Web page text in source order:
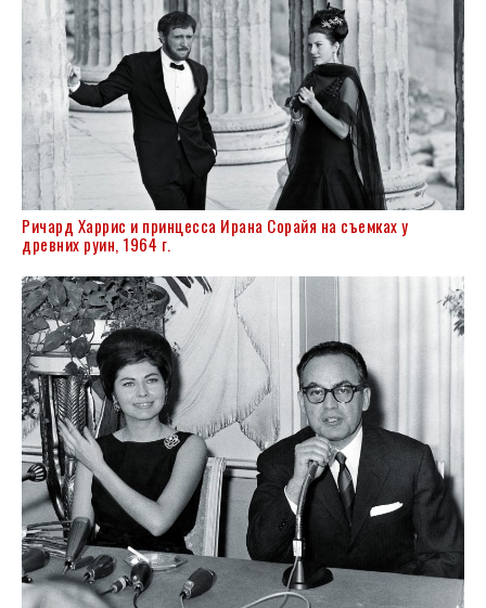
Ричард Харрис и принцесса Ирана Сорайя на съемках у
древних руин, 1964 г.